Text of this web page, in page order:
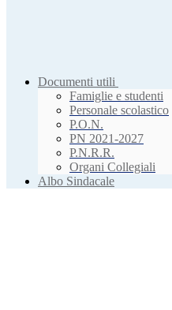
Documenti utili
Famiglie e studenti
Personale scolastico
P.O.N.
PN 2021-2027
P.N.R.R.
Organi Collegiali
Albo Sindacale